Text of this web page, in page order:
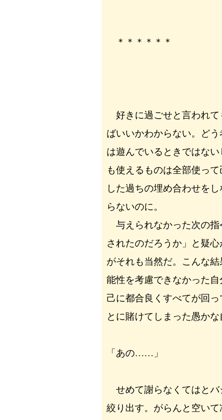
＊＊＊＊＊＊
好きに過ごせと言われて
ばいいかわからない。ど
は遊んでいるときではな
も使えるものは全部使っ
した過ちの埋め合わせを
らないのに。
与えられなかった次の指
されたのだろうか」と疑
がそれも当然だ。こんな
能性を考慮できなかった
己に都合良くすべてが回
とに賭けてしまった愚か
「あの……」
せめて謝らなくてはとバ
絞り出す。がらんと空い